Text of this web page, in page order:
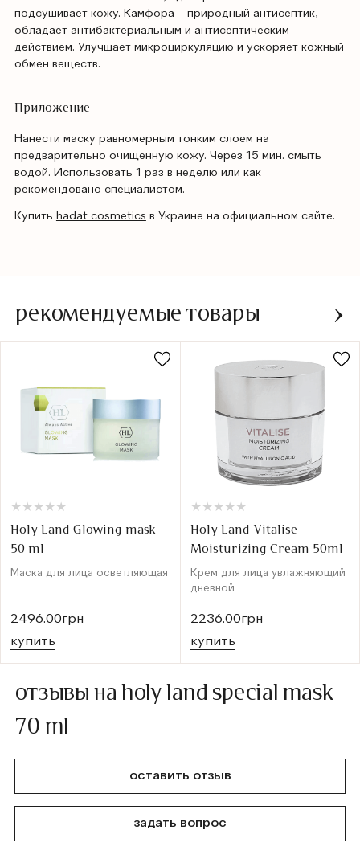
подсушивает кожу. Камфора – природный антисептик,
обладает антибактериальным и антисептическим
действием. Улучшает микроциркуляцию и ускоряет кожный
обмен веществ.
Приложение
Нанести маску равномерным тонким слоем на
предварительно очищенную кожу. Через 15 мин. смыть
водой. Использовать 1 раз в неделю или как
рекомендовано специалистом.
Купить hadat cosmetics в Украине на официальном сайте.
рекомендуемые товары
★
★ ★
★ ★
★ ★
★ ★
★
Holy Land Glowing mask
50 ml
Маска для лица осветляющая
2496.00грн
купить
★
★ ★
★ ★
★ ★
★ ★
★
Holy Land Vitalise
Moisturizing Cream 50ml
Крем для лица увлажняющий
дневной
2236.00грн
купить
отзывы на holy land special mask
70 ml
оставить отзыв
задать вопрос